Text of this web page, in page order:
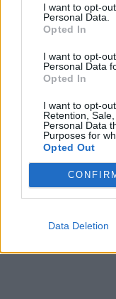
I want to opt-
Personal Data.
Opted In
I want to opt-
Personal Data
Opted In
I want to opt-
Retention,
Personal Data
Purposes for
Opted Out
Data Deletion
Πάνω από 100
διάθεση
και Πολιτικής
για την αντιπυρική
17/05/2026 - 13:38